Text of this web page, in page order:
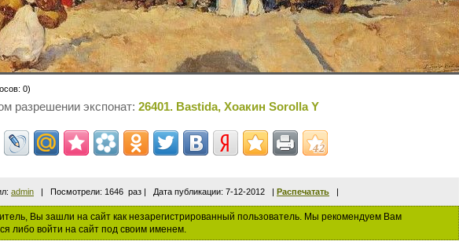
0)
разрешении экспонат: 26401. Bastida, Хоакин Sorolla Y
admin | Посмотрели: 1646 раз | Дата публикации: 7-12-2012 | Распечатать |
Вы зашли на сайт как незарегистрированный пользователь. Мы рекомендуем Вам
либо войти на сайт под своим именем.